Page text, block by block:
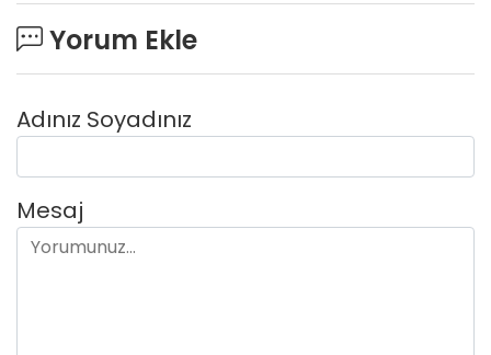
Yorum Ekle
Adınız Soyadınız
Mesaj